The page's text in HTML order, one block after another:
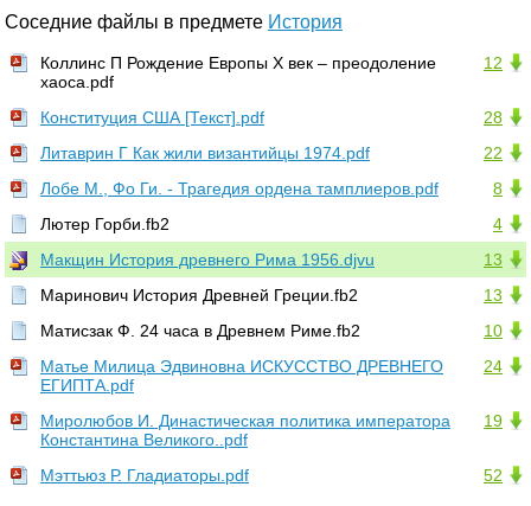
Соседние файлы в предмете История
12
Коллинс П Рождение Европы X век – преодоление
хаоса.pdf
28
Конституция США [Текст].pdf
22
Литаврин Г Как жили византийцы 1974.pdf
8
Лобе М., Фо Ги. - Трагедия ордена тамплиеров.pdf
4
Лютер Горби.fb2
13
Макщин История древнего Рима 1956.djvu
13
Маринович История Древней Греции.fb2
10
Матисзак Ф. 24 часа в Древнем Риме.fb2
24
Матье Милица Эдвиновна ИСКУССТВО ДРЕВНЕГО
ЕГИПТА.pdf
19
Миролюбов И. Династическая политика императора
Константина Великого..pdf
52
Мэттьюз Р. Гладиаторы.pdf